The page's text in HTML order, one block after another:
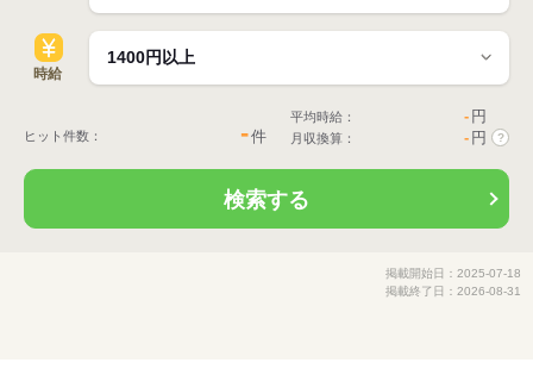
時給
ヒット件数： -件
平均時給： - 円
月収換算： - 円 ?
検索する
掲載開始日：2025-07-18
掲載終了日：2026-08-31